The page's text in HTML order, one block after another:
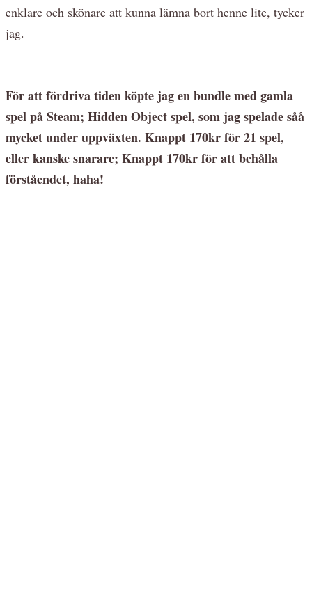
enklare och skönare att kunna lämna bort henne lite, tycker
jag.
För att fördriva tiden köpte jag en bundle med gamla
spel på Steam; Hidden Object spel, som jag spelade såå
mycket under uppväxten. Knappt 170kr för 21 spel,
eller kanske snarare; Knappt 170kr för att behålla
förståendet, haha!